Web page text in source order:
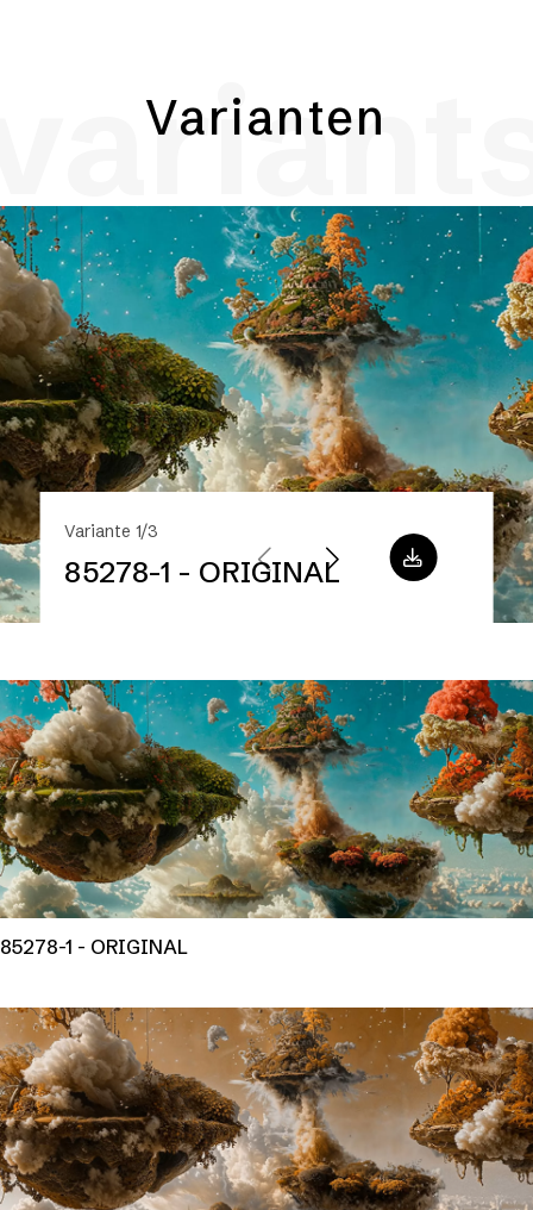
Varianten
Variante 1/3
85278-1 - ORIGINAL
85278-1 - ORIGINAL